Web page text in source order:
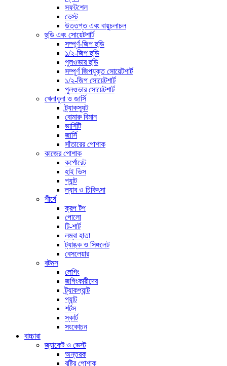
সফটশেল
ভেস্ট
উত্তপ্ত এবং বায়ুচলাচল
হুডি এবং সোয়েটশার্ট
সম্পূর্ণ-জিপ হুডি
১/২-জিপ হুডি
পুলওভার হুডি
সম্পূর্ণ জিপযুক্ত সোয়েটশার্ট
১/২-জিপ সোয়েটশার্ট
পুলওভার সোয়েটশার্ট
খেলাধুলা ও জার্সি
ট্র্যাকস্যুট
বোমারু বিমান
ভার্সিটি
জার্সি
সাঁতারের পোশাক
কাজের পোশাক
কর্পোরেট
হাই ভিস
প্যান্ট
ল্যাব ও চিকিৎসা
শীর্ষে
ক্রপ টপ
পোলো
টি-শার্ট
লম্বা হাতা
ট্যাঙ্ক ও সিঙ্গলেট
বেসলেয়ার
বটমস
লেগিং
জগিংকারীদের
ট্র্যাকপ্যান্ট
প্যান্ট
শর্টস
স্কার্ট
সংকোচন
বাচ্চারা
জ্যাকেট ও ভেস্ট
অন্তরক
বৃষ্টির পোশাক